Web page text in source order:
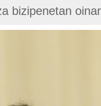
bizipenetan